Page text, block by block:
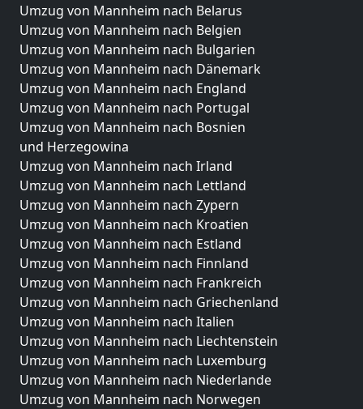
Umzug von Mannheim nach Belarus
Umzug von Mannheim nach Belgien
Umzug von Mannheim nach Bulgarien
Umzug von Mannheim nach Dänemark
Umzug von Mannheim nach England
Umzug von Mannheim nach Portugal
Umzug von Mannheim nach Bosnien
und Herzegowina
Umzug von Mannheim nach Irland
Umzug von Mannheim nach Lettland
Umzug von Mannheim nach Zypern
Umzug von Mannheim nach Kroatien
Umzug von Mannheim nach Estland
Umzug von Mannheim nach Finnland
Umzug von Mannheim nach Frankreich
Umzug von Mannheim nach Griechenland
Umzug von Mannheim nach Italien
Umzug von Mannheim nach Liechtenstein
Umzug von Mannheim nach Luxemburg
Umzug von Mannheim nach Niederlande
Umzug von Mannheim nach Norwegen